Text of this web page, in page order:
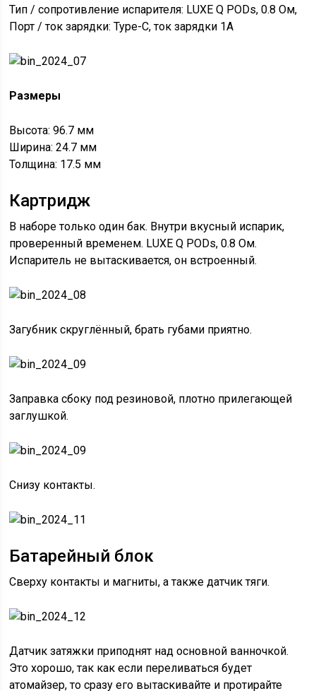
Тип / сопротивление испарителя: LUXE Q PODs, 0.8 Ом,
Порт / ток зарядки: Type-C, ток зарядки 1А
Размеры
Высота: 96.7 мм
Ширина: 24.7 мм
Толщина: 17.5 мм
Картридж
В наборе только один бак. Внутри вкусный испарик,
проверенный временем. LUXE Q PODs, 0.8 Ом.
Испаритель не вытаскивается, он встроенный.
Загубник скруглённый, брать губами приятно.
Заправка сбоку под резиновой, плотно прилегающей
заглушкой.
Снизу контакты.
Батарейный блок
Сверху контакты и магниты, а также датчик тяги.
Датчик затяжки приподнят над основной ванночкой.
Это хорошо, так как если переливаться будет
атомайзер, то сразу его вытаскивайте и протирайте